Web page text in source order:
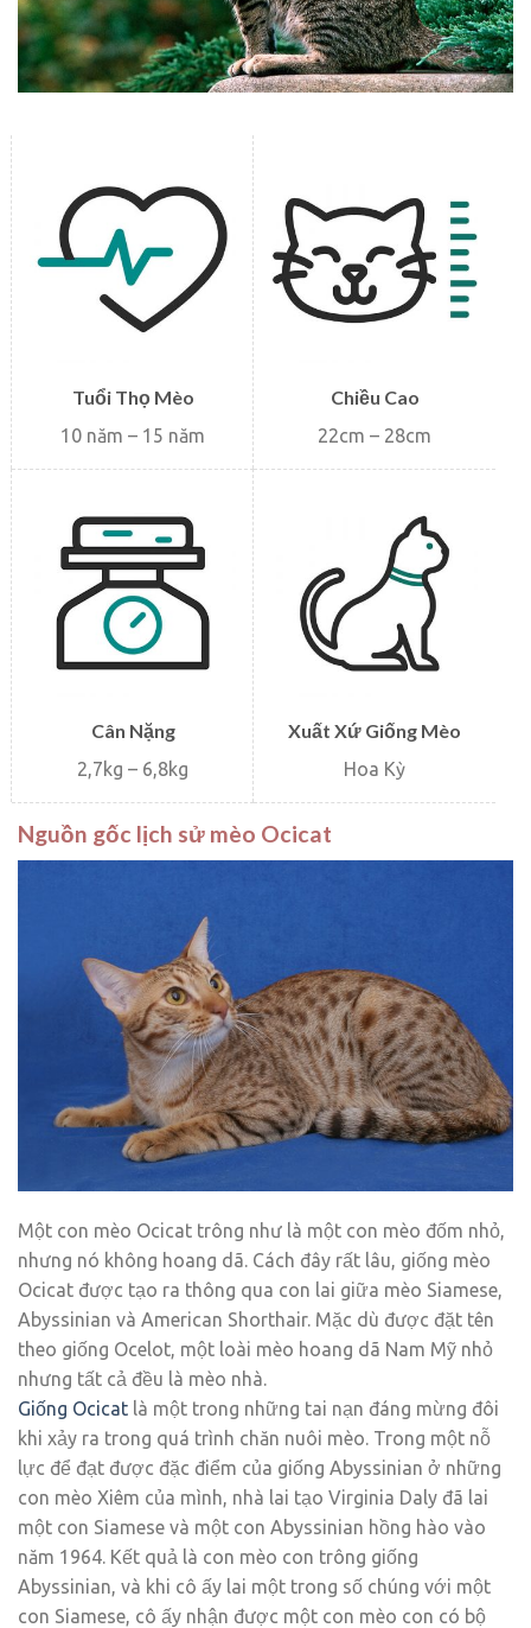
Tuổi Thọ Mèo
10 năm – 15 năm
Chiều Cao
22cm – 28cm
Cân Nặng
2,7kg – 6,8kg
Xuất Xứ Giống Mèo
Hoa Kỳ
Nguồn gốc lịch sử mèo Ocicat
Một con mèo Ocicat trông như là một con mèo đốm nhỏ,
nhưng nó không hoang dã. Cách đây rất lâu, giống mèo
Ocicat được tạo ra thông qua con lai giữa mèo Siamese,
Abyssinian và American Shorthair. Mặc dù được đặt tên
theo giống Ocelot, một loài mèo hoang dã Nam Mỹ nhỏ
nhưng tất cả đều là mèo nhà.
Giống Ocicat là một trong những tai nạn đáng mừng đôi
khi xảy ra trong quá trình chăn nuôi mèo. Trong một nỗ
lực để đạt được đặc điểm của giống Abyssinian ở những
con mèo Xiêm của mình, nhà lai tạo Virginia Daly đã lai
một con Siamese và một con Abyssinian hồng hào vào
năm 1964. Kết quả là con mèo con trông giống
Abyssinian, và khi cô ấy lai một trong số chúng với một
con Siamese, cô ấy nhận được một con mèo con có bộ